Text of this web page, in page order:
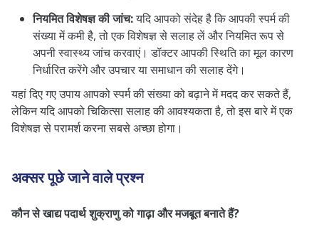
नियमित विशेषज्ञ की जांच:यदि आपको संदेह है कि आपकी स्पर्म की
संख्या में कमी है, तो एक विशेषज्ञ से सलाह लें और नियमित रूप से
अपनी स्वास्थ्य जांच करवाएं। डॉक्टर आपकी स्थिति का मूल कारण
निर्धारित करेंगे और उपचार या समाधान की सलाह देंगे।
यहां दिए गए उपाय आपको स्पर्म की संख्या को बढ़ाने में मदद कर सकते हैं,
लेकिन यदि आपको चिकित्सा सलाह की आवश्यकता है, तो इस बारे में एक
विशेषज्ञ से परामर्श करना सबसे अच्छा होगा।
अक्सर पूछे जाने वाले प्रश्न
कौन से खाद्य पदार्थ शुक्राणु को गाढ़ा और मजबूत बनाते हैं?